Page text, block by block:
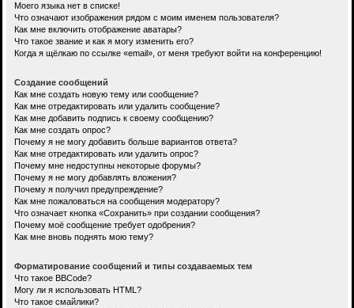
Моего языка нет в списке!
Что означают изображения рядом с моим именем пользователя?
Как мне включить отображение аватары?
Что такое звание и как я могу изменить его?
Когда я щёлкаю по ссылке «email», от меня требуют войти на конференцию!
Создание сообщений
Как мне создать новую тему или сообщение?
Как мне отредактировать или удалить сообщение?
Как мне добавить подпись к своему сообщению?
Как мне создать опрос?
Почему я не могу добавить больше вариантов ответа?
Как мне отредактировать или удалить опрос?
Почему мне недоступны некоторые форумы?
Почему я не могу добавлять вложения?
Почему я получил предупреждение?
Как мне пожаловаться на сообщения модератору?
Что означает кнопка «Сохранить» при создании сообщения?
Почему моё сообщение требует одобрения?
Как мне вновь поднять мою тему?
Форматирование сообщений и типы создаваемых тем
Что такое BBCode?
Могу ли я использовать HTML?
Что такое смайлики?